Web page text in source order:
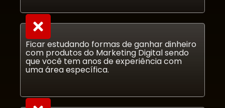
Ficar estudando formas de ganhar dinheiro
com produtos do Marketing Digital sendo
que você tem anos de experiência com
uma área específica.